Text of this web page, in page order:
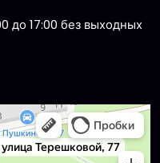
до 17:00 без выходных